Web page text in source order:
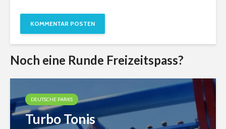
Noch eine Runde Freizeitspass?
DEUTSCHE PARKS
Turbo Tonis